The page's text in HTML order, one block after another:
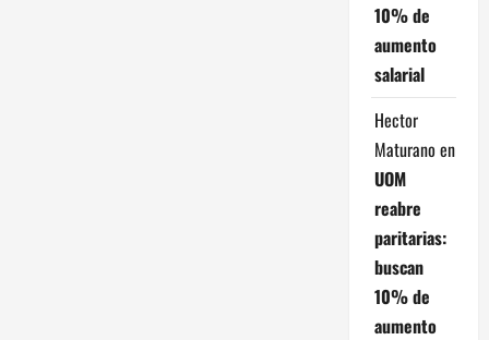
10% de
aumento
salarial
Hector
Maturano en
UOM
reabre
paritarias:
buscan
10% de
aumento